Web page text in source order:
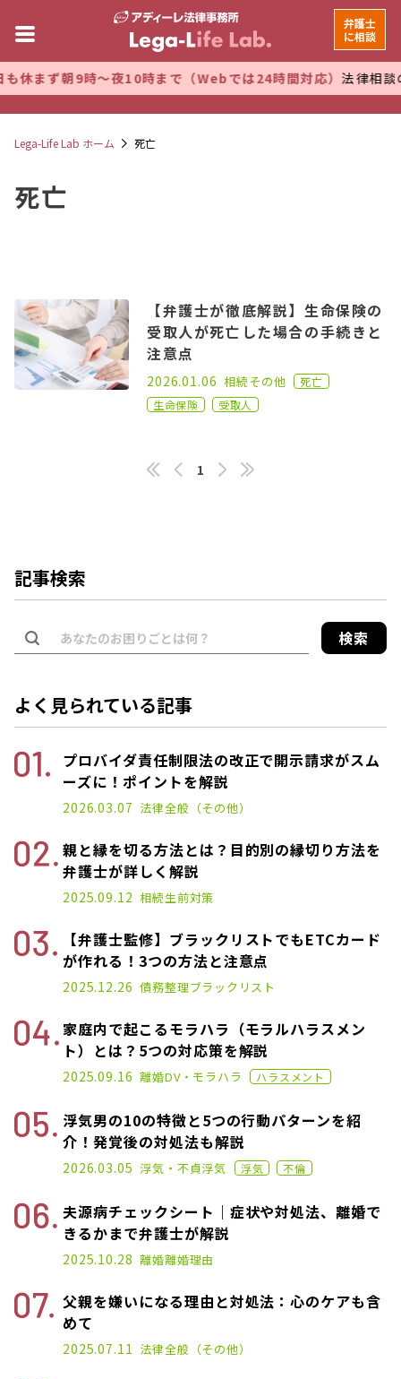
まず朝9時～夜10時まで（Webでは24時間対応）法律相談の
弁護士
に相談
Lega-Life Lab ホーム 死亡
死亡
【弁護士が徹底解説】生命保険の
受取人が死亡した場合の手続きと
注意点
2024.11.22
2026.01.06 相続その他
死亡
生命保険
受取人
1
記事検索
検索
よく見られている記事
プロバイダ責任制限法の改正で開示請求がスム
ーズに！ポイントを解説
2022.11.14
2026.03.07 法律全般（その他）
親と縁を切る方法とは？目的別の縁切り方法を
弁護士が詳しく解説
2025.03.10
2025.09.12 相続生前対策
【弁護士監修】ブラックリストでもETCカード
が作れる！3つの方法と注意点
2021.01.14
2025.12.26 債務整理ブラックリスト
家庭内で起こるモラハラ（モラルハラスメン
ト）とは？5つの対応策を解説
2020.11.02
2025.09.16 離婚DV・モラハラ ハラスメント
浮気男の10の特徴と5つの行動パターンを紹
介！発覚後の対処法も解説
2022.12.07
2026.03.05 浮気・不貞浮気 浮気 不倫
夫源病チェックシート｜症状や対処法、離婚で
きるかまで弁護士が解説
2025.01.17
2025.10.28 離婚離婚理由
父親を嫌いになる理由と対処法：心のケアも含
めて
2025.02.19
2025.07.11 法律全般（その他）